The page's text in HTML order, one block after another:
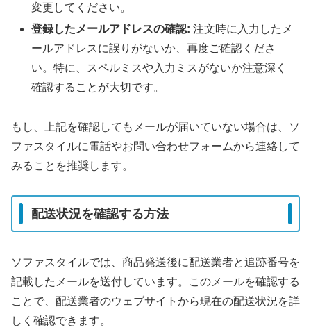
変更してください。
登録したメールアドレスの確認: 注文時に入力したメ
ールアドレスに誤りがないか、再度ご確認くださ
い。特に、スペルミスや入力ミスがないか注意深く
確認することが大切です。
もし、上記を確認してもメールが届いていない場合は、ソ
ファスタイルに電話やお問い合わせフォームから連絡して
みることを推奨します。
配送状況を確認する方法
ソファスタイルでは、商品発送後に配送業者と追跡番号を
記載したメールを送付しています。このメールを確認する
ことで、配送業者のウェブサイトから現在の配送状況を詳
しく確認できます。